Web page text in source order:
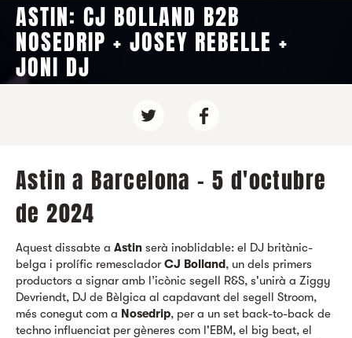
ASTIN: CJ BOLLAND B2B
NOSEDRIP + JOSEY REBELLE +
JONI DJ
Astin a Barcelona - 5 d'octubre
de 2024
Aquest dissabte a Astin serà inoblidable: el DJ britànic-
belga i prolífic remesclador CJ Bolland, un dels primers
productors a signar amb l’icònic segell R&S, s'unirà a Ziggy
Devriendt, DJ de Bèlgica al capdavant del segell Stroom,
més conegut com a Nosedrip, per a un set back-to-back de
techno influenciat per gèneres com l'EBM, el big beat, el